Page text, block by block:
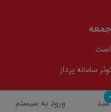
0سبد ورود به سیستم
سامانه پرداز